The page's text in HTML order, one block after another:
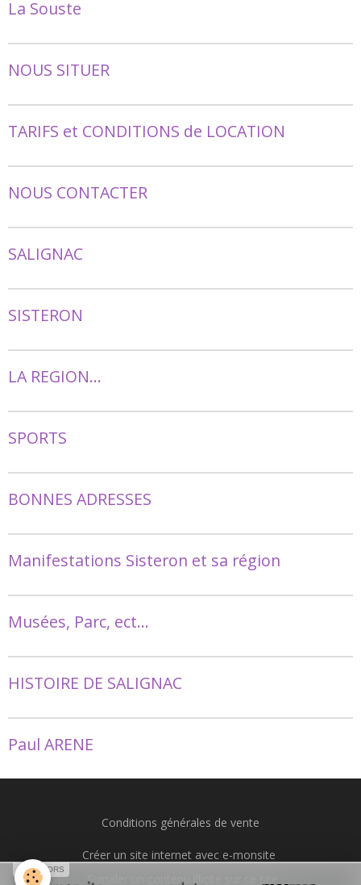
La Souste
NOUS SITUER
TARIFS et CONDITIONS de LOCATION
NOUS CONTACTER
SALIGNAC
SISTERON
LA REGION...
SPORTS
BONNES ADRESSES
Manifestations Sisteron et sa région
Musées, Parc, ect...
HISTOIRE DE SALIGNAC
Paul ARENE
Conditions générales de vente
Créer un site internet avec e-monsite
Signaler un contenu illicite sur ce site
SPONSORS